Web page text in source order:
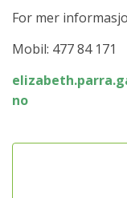
For mer
Mobil: 477 84 171
no